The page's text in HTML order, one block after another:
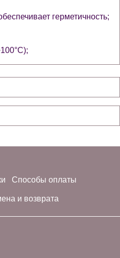
герметичность;
Способы оплаты
и возврата